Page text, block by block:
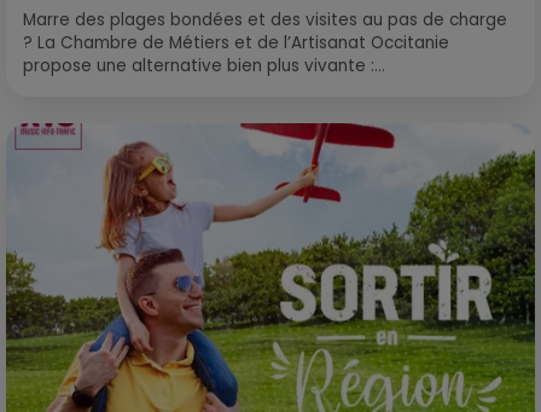
Marre des plages bondées et des visites au pas de charge
? La Chambre de Métiers et de l’Artisanat Occitanie
propose une alternative bien plus vivante :...